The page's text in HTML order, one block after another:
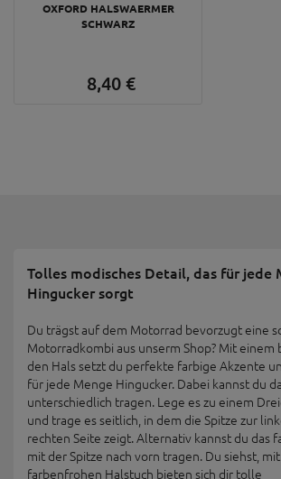
OXFORD HALSWAERMER
SCHWARZ
8,40 €
Tolles modisches Detail, das für jede
Hingucker sorgt
Du trägst auf dem Motorrad bevorzugt eine
Motorradkombi aus unserm Shop? Mit einem
den Hals setzt du perfekte farbige Akzente
für jede Menge Hingucker. Dabei kannst du
unterschiedlich tragen. Lege es zu einem
und trage es seitlich, in dem die Spitze zur
rechten Seite zeigt. Alternativ kannst du das
mit der Spitze nach vorn tragen. Du siehst,
farbenfrohen Halstuch bieten sich dir tolle